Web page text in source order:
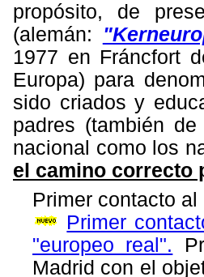
propósito, de
(alemán:
1977 en Fráncfort
Europa) para
sido criados y
padres (también
nacional como los
el camino correcto
Primer contacto
Primer
"europeo real".
Madrid con el